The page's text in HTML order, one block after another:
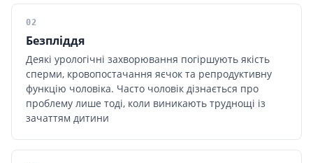
02
Безпліддя
Деякі урологічні захворювання погіршують якість
сперми, кровопостачання яєчок та репродуктивну
функцію чоловіка. Часто чоловік дізнається про
проблему лише тоді, коли виникають труднощі із
зачаттям дитини